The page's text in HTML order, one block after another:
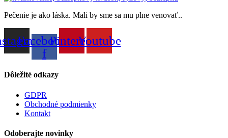
Pečenie je ako láska. Mali by sme sa mu plne venovať..
Facebook-
f
PinterestYoutube
Dôležité odkazy
GDPR
Obchodné podmienky
Kontakt
Odoberajte novinky